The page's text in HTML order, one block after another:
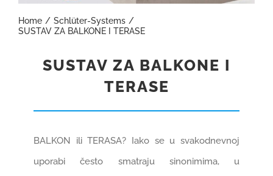
GRADNJA I OPREMANJE
REFERENCE
KARIJERE
Home
Schlüter-Systems
SUSTAV ZA BALKONE I TERASE
SUSTAV ZA BALKONE I
TERASE
BALKON ili TERASA? Iako se u svakodnevnoj
uporabi često smatraju sinonimima, u